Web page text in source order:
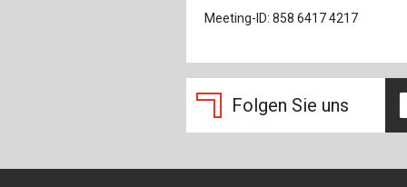
Meeting-ID: 858 6417 4217
Folgen Sie uns